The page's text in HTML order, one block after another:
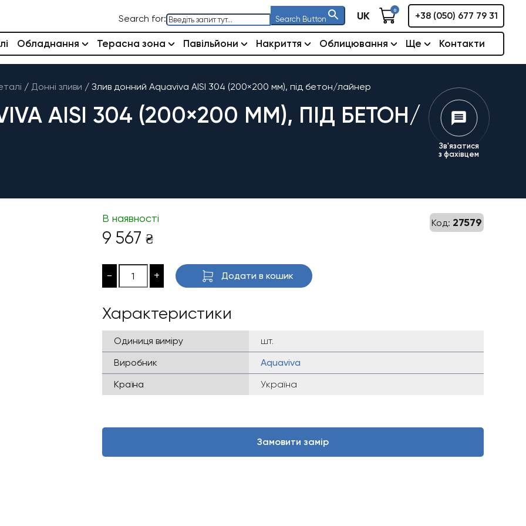
Search for: Search Button UK 0
+38 (050) 677 79 31
Обладнання Терасна зона Павільйони Накриття Облицювання Ще Контакти
/ Донні зливи / Злив донний Aquaviva AISI 304 (200×200 мм), під бетон/лайнер
AISI 304 (200×200 ММ), ПІД БЕТОН/
Зв'язатися
з фахівцем
Код: 27579
В наявності
9 567 ₴
- + Додати в кошик
Характеристики
Одиниця виміру
шт.
Виробник
Aquaviva
Країна
Україна
Замовити замір